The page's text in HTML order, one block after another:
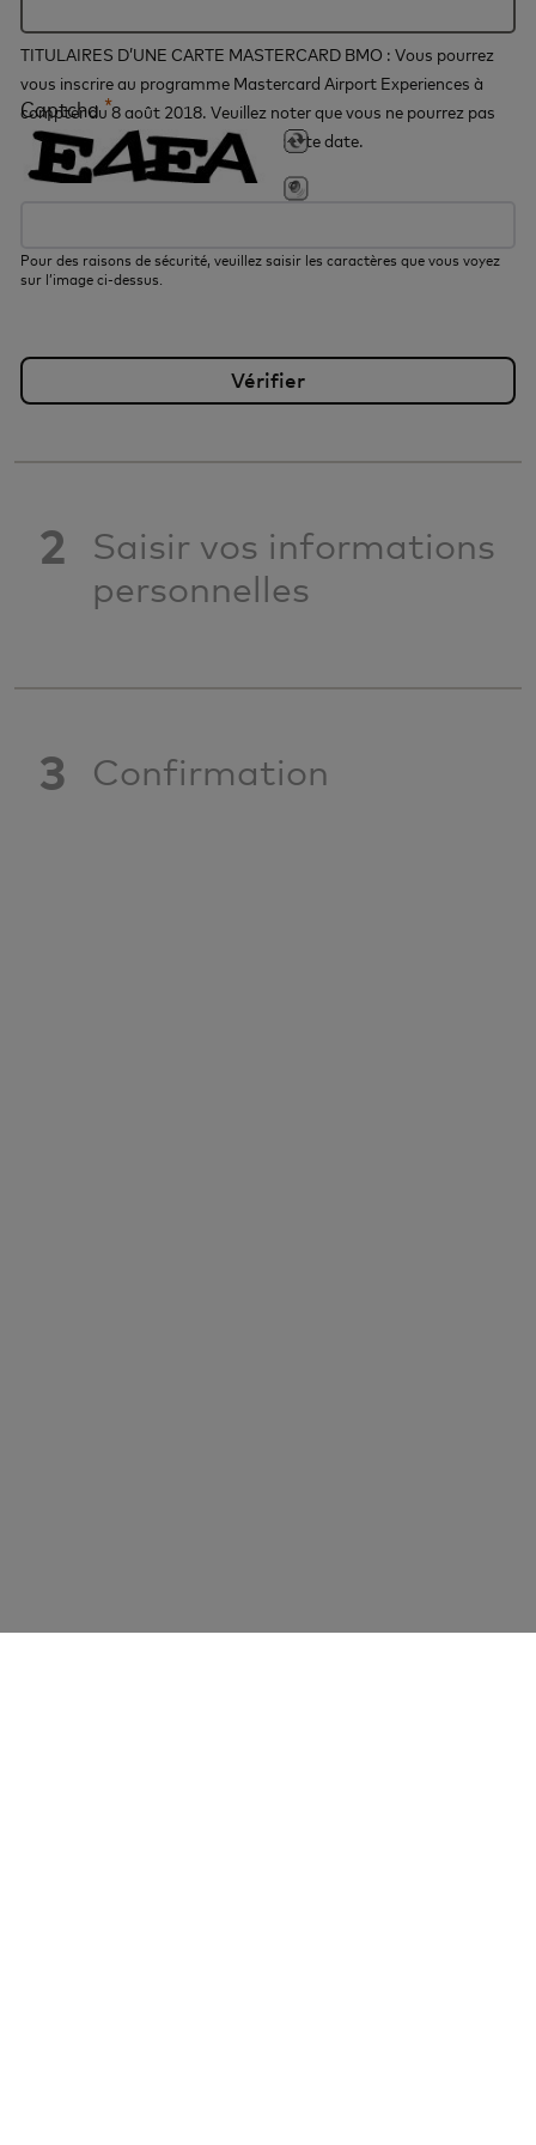
TITULAIRES D’UNE CARTE MASTERCARD BMO : Vous pourrez
vous inscrire au programme Mastercard Airport Experiences à
compter du 8 août 2018. Veuillez noter que vous ne pourrez pas
vous inscrire au programme avant cette date.
Captcha*
Pour des raisons de sécurité, veuillez saisir les caractères que vous voyez
sur l’image ci-dessus.
2
Saisir vos informations
personnelles
3 Confirmation